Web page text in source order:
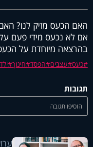
האם הכעס מזיק לנו? האם
אם לא נכעס מידי פעם
בהרצאה מיוחדת על
כעס עצבים הפסד חינוך
תגובות
הוסיפו תגובה